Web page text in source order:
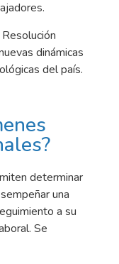
dinámicas
del país.
determinar
una
a su
Se